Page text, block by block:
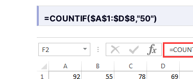
=COUNTIF($A$1:$D$8,"50")